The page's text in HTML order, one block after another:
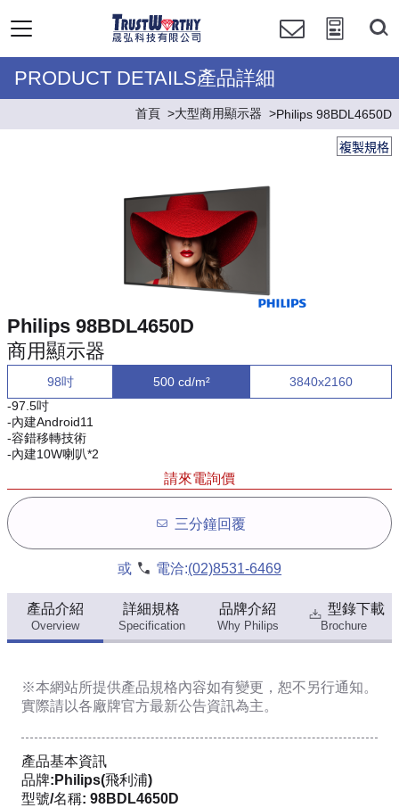
PRODUCT DETAILS產品詳細
首頁 大型商用顯示器 Philips 98BDL4650D
複製規格
Philips 98BDL4650D
商用顯示器
98吋 500 cd/m²
3840x2160
-97.5吋
-內建Android11
-容錯移轉技術
-內建10W喇叭*2
請來電詢價
三分鐘回覆
或 電洽:(02)8531-6469
產品介紹
Overview
詳細規格
Specification
品牌介紹
Why Philips
型錄下載
Brochure
※本網站所提供產品規格內容如有變更，恕不另行通知。
實際請以各廠牌官方最新公告資訊為主。
產品基本資訊
品牌:Philips(飛利浦)
型號/名稱: 98BDL4650D